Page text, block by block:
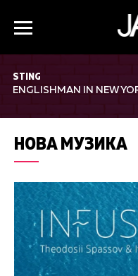
STING
ENGLISHMAN IN NEW
НОВА МУЗИКА